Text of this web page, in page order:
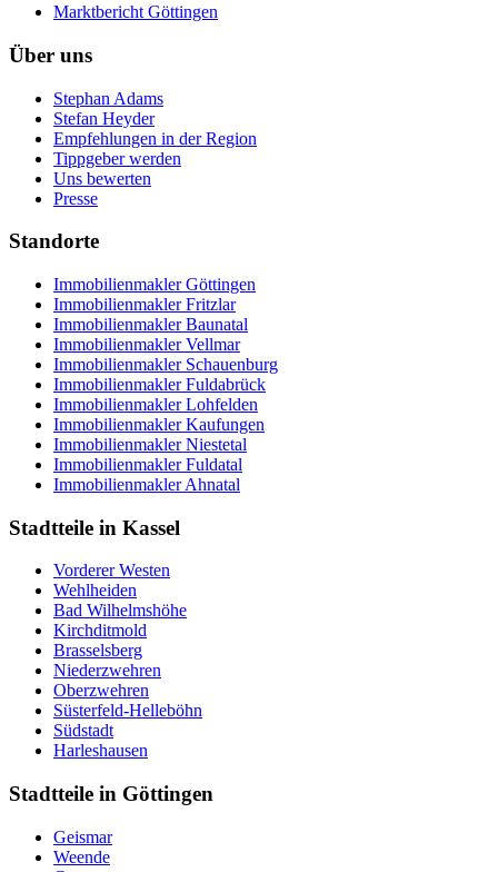
Marktbericht Göttingen
Über uns
Stephan Adams
Stefan Heyder
Empfehlungen in der Region
Tippgeber werden
Uns bewerten
Presse
Standorte
ImmobilienmaklerGöttingen
ImmobilienmaklerFritzlar
ImmobilienmaklerBaunatal
ImmobilienmaklerVellmar
Immobilienmakler Schauenburg
ImmobilienmaklerFuldabrück
ImmobilienmaklerLohfelden
ImmobilienmaklerKaufungen
ImmobilienmaklerNiestetal
ImmobilienmaklerFuldatal
ImmobilienmaklerAhnatal
Stadtteile in Kassel
Vorderer Westen
Wehlheiden
Bad Wilhelmshöhe
Kirchditmold
Brasselsberg
Niederzwehren
Oberzwehren
Süsterfeld-Helleböhn
Südstadt
Harleshausen
Stadtteile in Göttingen
Geismar
Weende